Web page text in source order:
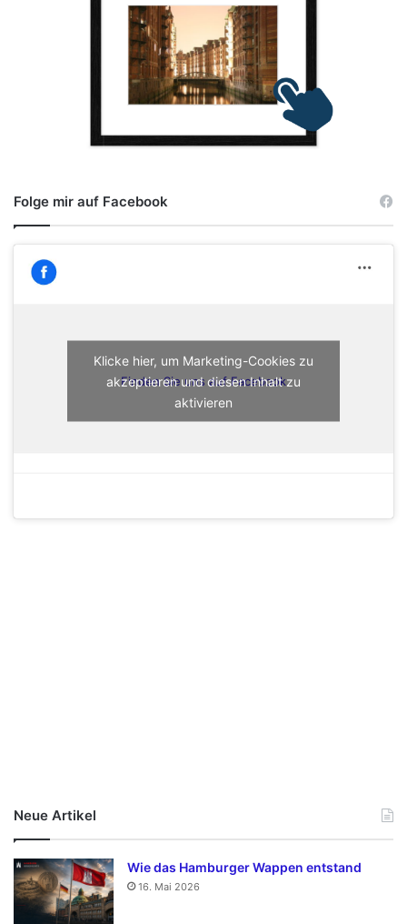
Folge mir auf Facebook
Finden Sie uns auf Facebook
Klicke hier, um Marketing-Cookies zu
akzeptieren und diesen Inhalt zu
aktivieren
Neue Artikel
Wie das Hamburger Wappen entstand
16. Mai 2026